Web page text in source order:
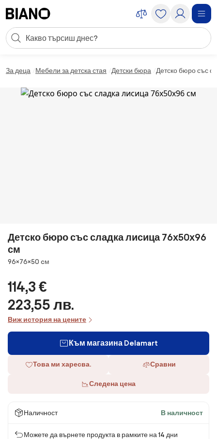
Търсене
За деца Мебели за детска стая Детски бюра Детско бюро със
Детско бюро със сладка лисица 76х50х96
см
Размери
96×76×50 cм
114,3 €
223,55 лв.
Виж история на цените
Към магазина Delamart
Това ми харесва. Сравни
Следена цена
Наличност В наличност
Можете да върнете продукта в рамките на 14 дни